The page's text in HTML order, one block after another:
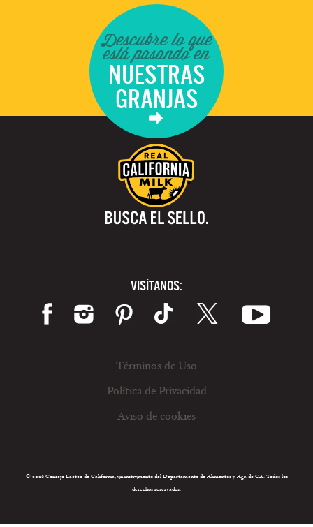
Descubre lo que
está pasando en
NUESTRAS
GRANJAS
VISÍTANOS:
Términos de Uso
Política de Privacidad
Aviso de cookies
© 2026 Consejo Lácteo de California, un instrumento del Departamento de Alimentos y Agr. de CA. Todos los
derechos reservados.